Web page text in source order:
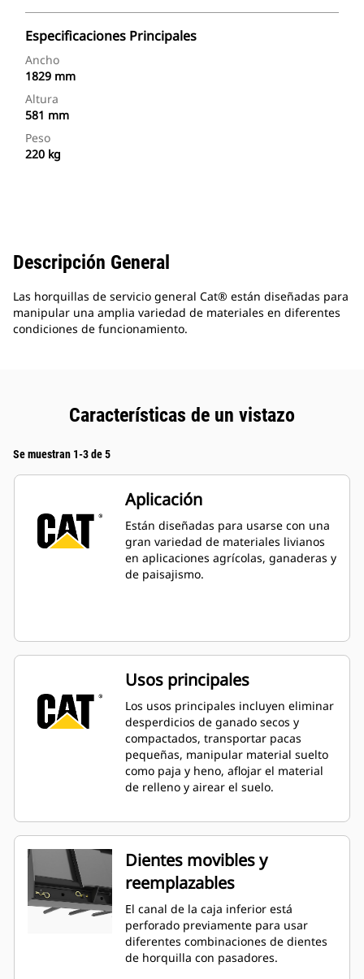
Especificaciones Principales
Ancho
1829 mm
Altura
581 mm
Peso
220 kg
Descripción General
Las horquillas de servicio general Cat® están diseñadas para
manipular una amplia variedad de materiales en diferentes
condiciones de funcionamiento.
Características de un vistazo
Se muestran 1-3 de 5
Aplicación
Están diseñadas para usarse con una
gran variedad de materiales livianos
en aplicaciones agrícolas, ganaderas y
de paisajismo.
Usos principales
Los usos principales incluyen eliminar
desperdicios de ganado secos y
compactados, transportar pacas
pequeñas, manipular material suelto
como paja y heno, aflojar el material
de relleno y airear el suelo.
Dientes movibles y
reemplazables
El canal de la caja inferior está
perforado previamente para usar
diferentes combinaciones de dientes
de horquilla con pasadores.